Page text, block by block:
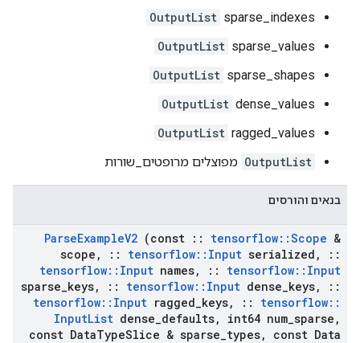
OutputList sparse_indexes
OutputList sparse_values
OutputList sparse_shapes
OutputList dense_values
OutputList ragged_values
OutputList מפוצלים מרופטים_שורות
בנאים והורסים
ParseExampleV2 (const :: tensorflow::Scope &
scope , :: tensorflow:: Input serialized ,
::
tensorflow:: Input names, :: tensorflow:: Input
sparse keys, :: tensorflow:: Input dense keys,
::
tensorflow:: Input ragged keys, :: tensorflow::
InputList dense defaults, int64 num sparse ,
const DataTypeSlice & sparse types,
const Data